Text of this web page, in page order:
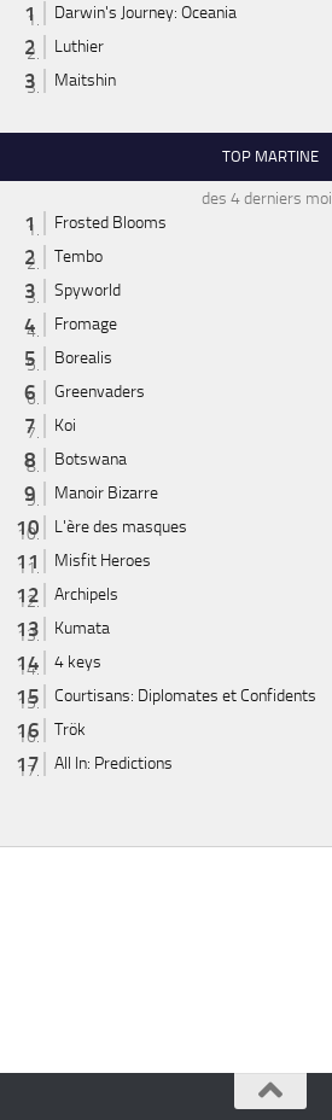
Darwin's Journey: Oceania
Luthier
Maitshin
TOP MARTINE
des 4 derniers
Frosted Blooms
Tembo
Spyworld
Fromage
Borealis
Greenvaders
Koi
Botswana
Manoir Bizarre
L'ère des masques
Misfit Heroes
Archipels
Kumata
4 keys
Courtisans: Diplomates et Confidents
Trök
All In: Predictions